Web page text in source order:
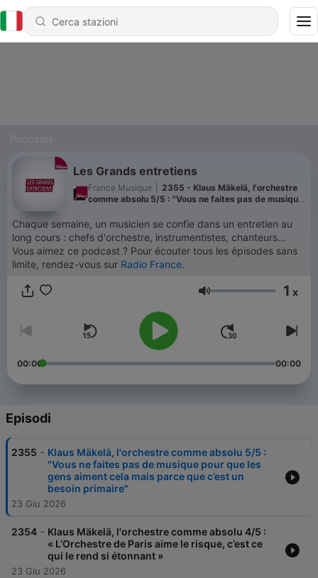
Les Grands entretiens
France Musique
2355 - Klaus Mäkelä, l'orchestre
comme absolu 5/5 : "Vous ne faites pas de musique
un besoin primaire"
Chaque semaine, un musicien se confie dans un entretien au
long cours : chefs d'orchestre, instrumentistes, chanteurs...
Vous aimez ce podcast ? Pour écouter tous les épisodes sans
limite, rendez-vous sur Radio France.
Volume 1 x
00:00 00:00
Episodi
2355 - Klaus Mäkelä, l'orchestre comme absolu 5/5 :
"Vous ne faites pas de musique pour que les
gens aiment cela mais parce que c’est un
besoin primaire"
23 Giu 2026
2354 - Klaus Mäkelä, l'orchestre comme absolu 4/5 :
« L’Orchestre de Paris aime le risque, c’est ce
qui le rend si étonnant »
23 Giu 2026